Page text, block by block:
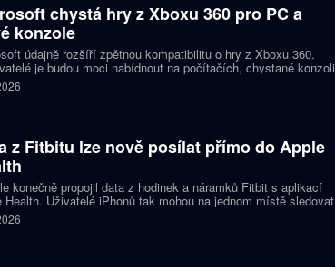
chystá hry z Xboxu 360 pro PC a
konzole
údajně rozšíří zpětnou kompatibilitu o hry z Xboxu 360.
je budou moci nabídnout na počítačích, chystané konzoli
Helix i přenosných zařízeních. První tituly by mohly dorazit
let 2027 a 2028.
z Fitbitu lze nově posílat přímo do Apple
konečně propojil data z hodinek a náramků Fitbit s aplikací
Health. Uživatelé iPhonů tak mohou na jednom místě sledovat
cvičení, spánek i zdravotní údaje. Novinka odstraňuje omezení,
bylo dosud nutné využívat pomocné aplikace nebo jiné